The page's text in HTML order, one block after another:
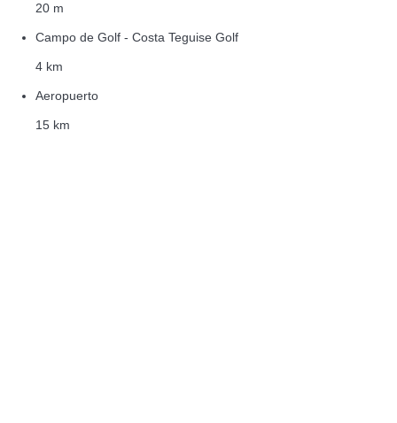
20 m
Campo de Golf - Costa Teguise Golf
4 km
Aeropuerto
15 km